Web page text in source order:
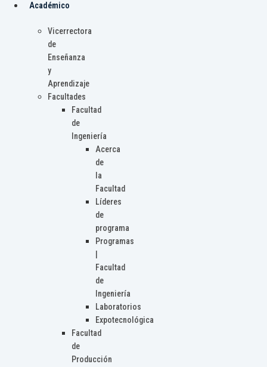
Académico
Vicerrectora
de
Enseñanza
y
Aprendizaje
Facultades
Facultad
de
Ingeniería
Acerca
de
la
Facultad
Líderes
de
programa
Programas
Facultad
de
Ingeniería
Laboratorios
Expotecnológica
Facultad
de
Producción